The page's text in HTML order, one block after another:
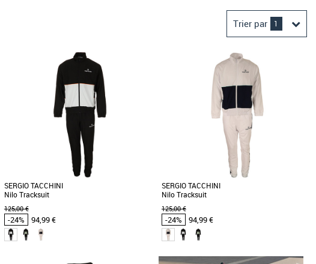
Trier par 1
Prix croissant
Prix décroissant
Meilleures remises
SERGIO TACCHINI
Nilo Tracksuit
125,00 €
-24% 94,99 €
SERGIO TACCHINI
Nilo Tracksuit
125,00 €
-24% 94,99 €
XS S M L XL